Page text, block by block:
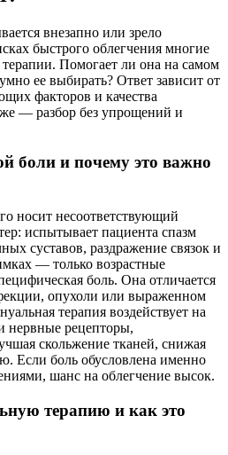
внезапно или зрело
быстрого облегчения многие
Помогает ли она на самом
ее выбирать? Ответ зависит от
факторов и качества
— разбор без упрощений и
боли и почему это важно
носит несоответствующий
испытывает пациента спазм
суставов, раздражение связок и
— только возрастные
боль. Она отличается
опухоли или выраженном
терапия воздействует на
рецепторы,
скольжение тканей, снижая
Если боль обусловлена именно
шанс на облегчение высок.
терапию и как это